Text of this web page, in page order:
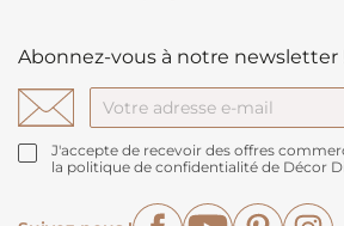
Abonnez-vous à notre newsletter
J'accepte de recevoir des offres
la politique de confidentialité de Décor
FacebookYouTube